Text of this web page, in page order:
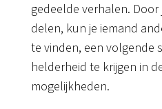
gedeelde verhalen.
delen, kun je iemand
te vinden, een volgende
helderheid te krijgen in
mogelijkheden.